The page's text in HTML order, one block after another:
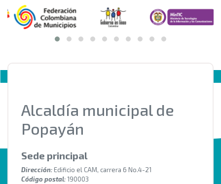
Alcaldía municipal de
Popayán
Sede principal
Dirección: Edificio el CAM, carrera 6 No.4-21
Código postal:190003